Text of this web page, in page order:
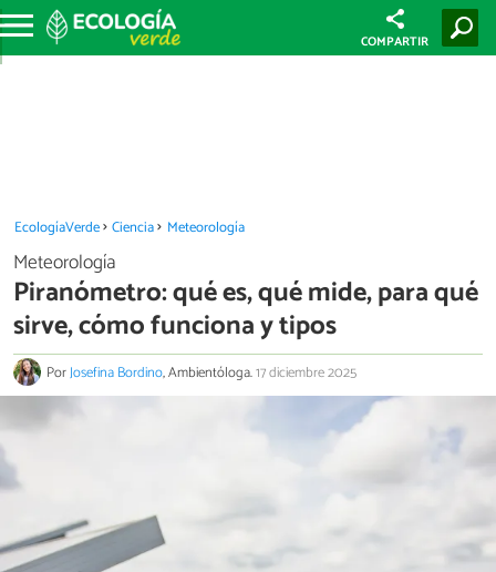
COMPARTIR
EcologíaVerde Ciencia Meteorología
Meteorología
Piranómetro: qué es, qué mide, para qué
sirve, cómo funciona y tipos
PorJosefina Bordino, Ambientóloga.17 diciembre 2025